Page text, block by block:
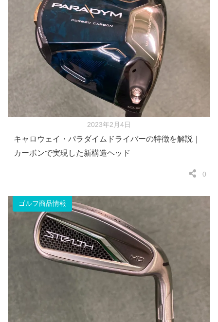
2023年2月4日
キャロウェイ・パラダイムドライバーの特徴を解説｜
カーボンで実現した新構造ヘッド
0
ゴルフ商品情報